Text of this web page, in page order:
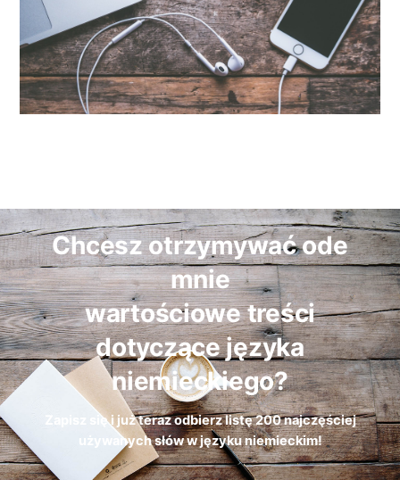
Chcesz otrzymywać ode
mnie
wartościowe treści
dotyczące języka
niemieckiego?
Zapisz się i już teraz odbierzlistę200 najczęściej
używanych słów w języku niemieckim!